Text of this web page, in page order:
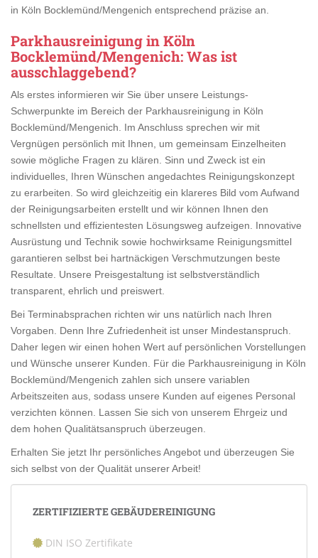
in Köln Bocklemünd/Mengenich entsprechend präzise an.
Parkhausreinigung in Köln
Bocklemünd/Mengenich: Was ist
ausschlaggebend?
Als erstes informieren wir Sie über unsere Leistungs-
Schwerpunkte im Bereich der Parkhausreinigung in Köln
Bocklemünd/Mengenich. Im Anschluss sprechen wir mit
Vergnügen persönlich mit Ihnen, um gemeinsam Einzelheiten
sowie mögliche Fragen zu klären. Sinn und Zweck ist ein
individuelles, Ihren Wünschen angedachtes Reinigungskonzept
zu erarbeiten. So wird gleichzeitig ein klareres Bild vom Aufwand
der Reinigungsarbeiten erstellt und wir können Ihnen den
schnellsten und effizientesten Lösungsweg aufzeigen. Innovative
Ausrüstung und Technik sowie hochwirksame Reinigungsmittel
garantieren selbst bei hartnäckigen Verschmutzungen beste
Resultate. Unsere Preisgestaltung ist selbstverständlich
transparent, ehrlich und preiswert.
Bei Terminabsprachen richten wir uns natürlich nach Ihren
Vorgaben. Denn Ihre Zufriedenheit ist unser Mindestanspruch.
Daher legen wir einen hohen Wert auf persönlichen Vorstellungen
und Wünsche unserer Kunden. Für die Parkhausreinigung in Köln
Bocklemünd/Mengenich zahlen sich unsere variablen
Arbeitszeiten aus, sodass unsere Kunden auf eigenes Personal
verzichten können. Lassen Sie sich von unserem Ehrgeiz und
dem hohen Qualitätsanspruch überzeugen.
Erhalten Sie jetzt Ihr persönliches Angebot und überzeugen Sie
sich selbst von der Qualität unserer Arbeit!
ZERTIFIZIERTE GEBÄUDEREINIGUNG
DIN ISO Zertifikate